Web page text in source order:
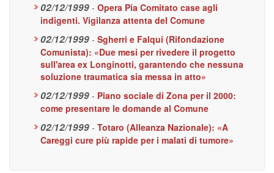
02/12/1999 - Opera Pia Comitato case agli
indigenti. Vigilanza attenta del Comune
02/12/1999 - Sgherri e Falqui (Rifondazione
Comunista): «Due mesi per rivedere il progetto
sull'area ex Longinotti, garantendo che nessuna
soluzione traumatica sia messa in atto»
02/12/1999 - Piano sociale di Zona per il 2000:
come presentare le domande al Comune
02/12/1999 - Totaro (Alleanza Nazionale): «A
Careggi cure più rapide per i malati di tumore»